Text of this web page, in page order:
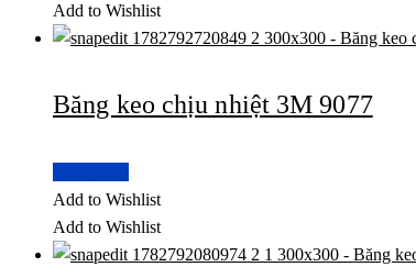
Add to Wishlist
Băng keo chịu nhiệt 3M 9077
Add to Wishlist
Add to Wishlist